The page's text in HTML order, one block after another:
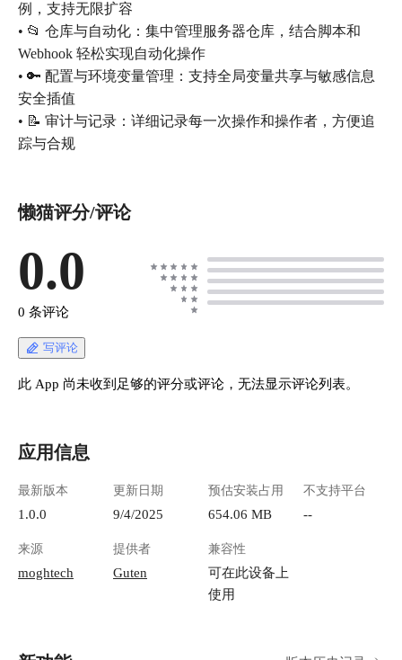
例，支持无限扩容
• 📂 仓库与自动化：集中管理服务器仓库，结合脚本和
Webhook 轻松实现自动化操作
• 🔑 配置与环境变量管理：支持全局变量共享与敏感信息
安全插值
• 📝 审计与记录：详细记录每一次操作和操作者，方便追
踪与合规
懒猫评分/评论
0.0
0 条评论
写评论
此 App 尚未收到足够的评分或评论，无法显示评论列表。
应用信息
最新版本
1.0.0
更新日期
9/4/2025
预估安装占用
654.06 MB
不支持平台
--
来源
moghtech
提供者
Guten
兼容性
可在此设备上
使用